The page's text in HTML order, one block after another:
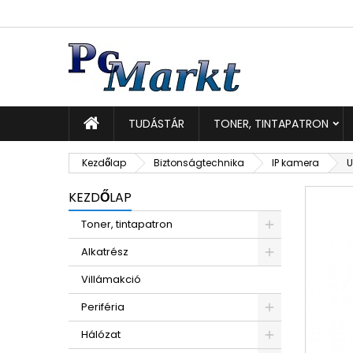
TUDÁSTÁR TONER, TINTAPATRON
Kezdőlap Biztonságtechnika IP kamera
KEZDŐLAP
Toner, tintapatron
Alkatrész
Villámakció
Periféria
Hálózat